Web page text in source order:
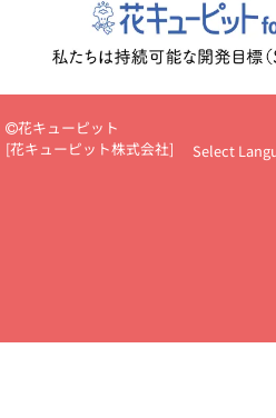
いのマナー
定年退職祝いのマナー
花キューピットのお祝いコ
彩心理学」で選ぶ方法
結婚祝いの
ール
新築引っ越し祝いコラム
場上司や先輩へ贈るお祝い花の正解
あり)
花キューピット×専門家
花キューピット
[花キューピット株式会社] Select